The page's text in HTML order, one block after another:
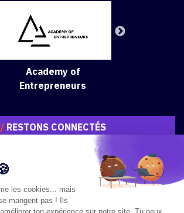
Academy of
Entrepreneurs
/RESTONS CONNECTÉS